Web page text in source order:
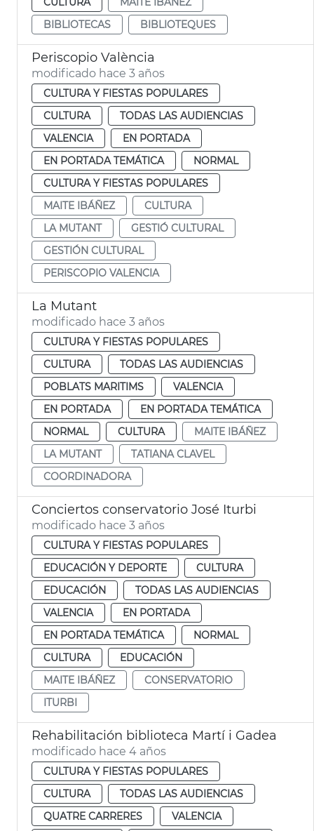
BIBLIOTECAS
BIBLIOTEQUES
Periscopio València
modificado hace 3 años
CULTURA Y FIESTAS POPULARES
CULTURA
TODAS LAS AUDIENCIAS
VALENCIA
EN PORTADA
EN PORTADA TEMÁTICA
NORMAL
CULTURA Y FIESTAS POPULARES
MAITE IBÁÑEZ
CULTURA
LA MUTANT
GESTIÓ CULTURAL
GESTIÓN CULTURAL
PERISCOPIO VALENCIA
La Mutant
modificado hace 3 años
CULTURA Y FIESTAS POPULARES
CULTURA
TODAS LAS AUDIENCIAS
POBLATS MARITIMS
VALENCIA
EN PORTADA
EN PORTADA TEMÁTICA
NORMAL
CULTURA
MAITE IBÁÑEZ
LA MUTANT
TATIANA CLAVEL
COORDINADORA
Conciertos conservatorio José Iturbi
modificado hace 3 años
CULTURA Y FIESTAS POPULARES
EDUCACIÓN Y DEPORTE
CULTURA
EDUCACIÓN
TODAS LAS AUDIENCIAS
VALENCIA
EN PORTADA
EN PORTADA TEMÁTICA
NORMAL
CULTURA
EDUCACIÓN
MAITE IBÁÑEZ
CONSERVATORIO
ITURBI
Rehabilitación biblioteca Martí i Gadea
modificado hace 4 años
CULTURA Y FIESTAS POPULARES
CULTURA
TODAS LAS AUDIENCIAS
QUATRE CARRERES
VALENCIA